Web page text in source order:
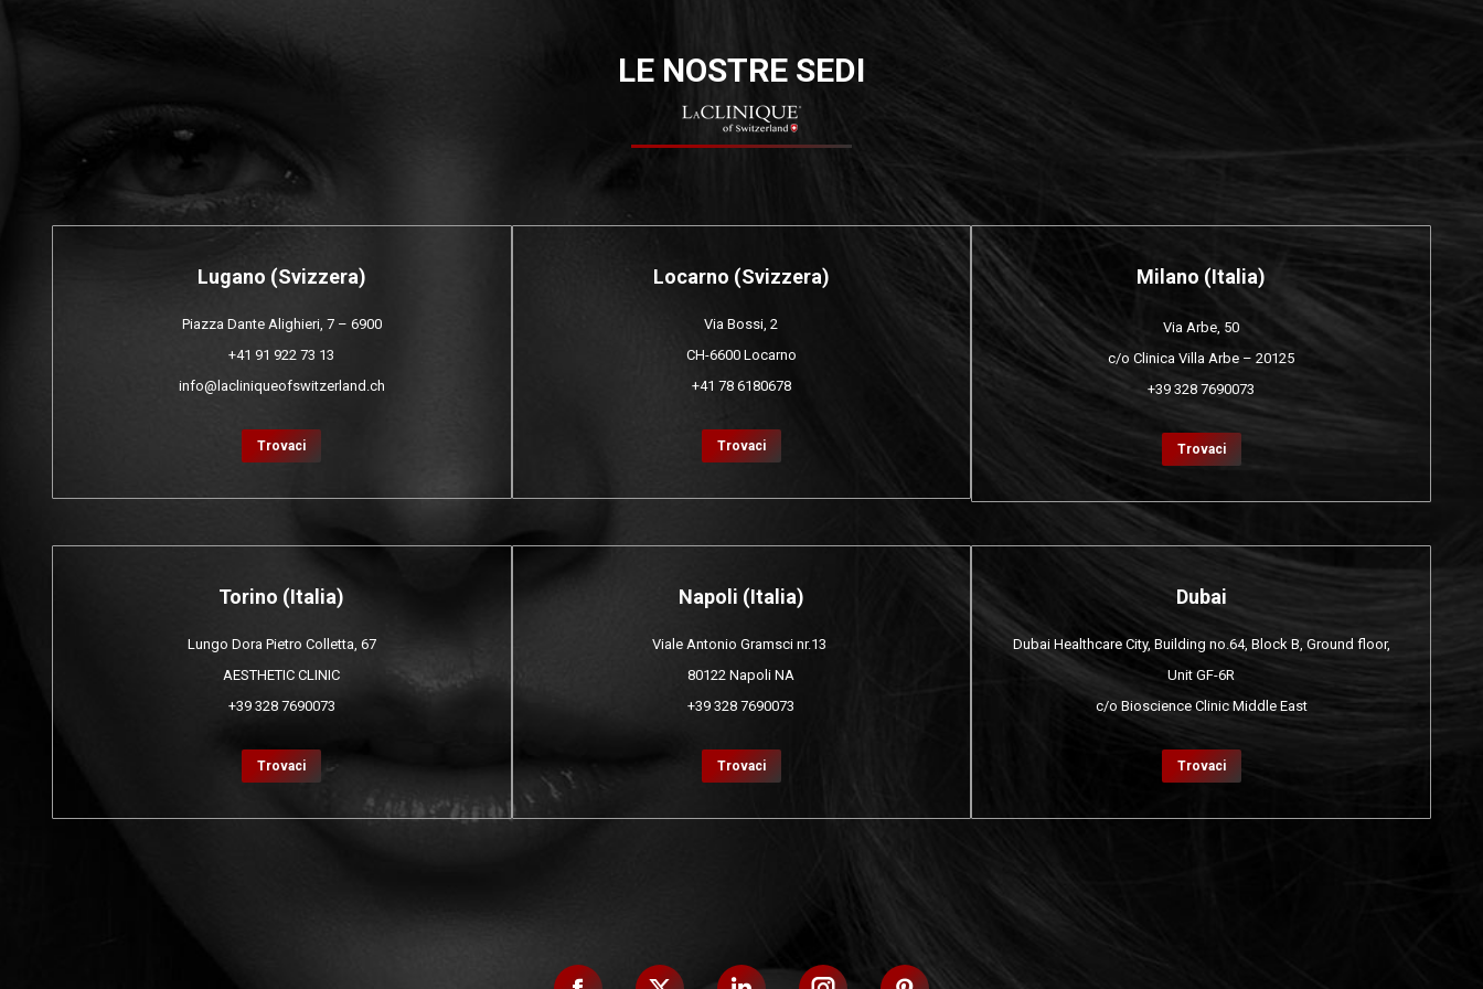
LE NOSTRE SEDI
Lugano (Svizzera)
Piazza Dante Alighieri, 7 – 6900
+41 91 922 73 13
info@lacliniqueofswitzerland.ch
Trovaci
Locarno (Svizzera)
Via Bossi, 2
CH-6600 Locarno
+41 78 6180678
Trovaci
Milano (Italia)
Via Arbe, 50
c/o Clinica Villa Arbe – 20125
+39 328 7690073
Trovaci
Torino (Italia)
Lungo Dora Pietro Colletta, 67
AESTHETIC CLINIC
+39 328 7690073
Trovaci
Napoli (Italia)
Viale Antonio Gramsci nr.13
80122 Napoli NA
+39 328 7690073
Trovaci
Dubai
Dubai Healthcare City, Building no.64, Block B, Ground floor,
Unit GF-6R
c/o Bioscience Clinic Middle East
Trovaci